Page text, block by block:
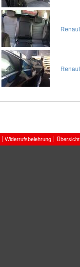
Widerrufsbelehrung